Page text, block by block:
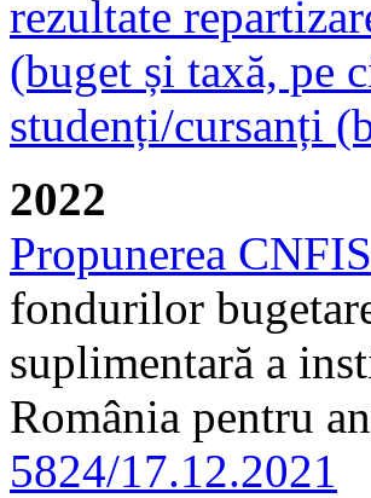
rezultate
(buget și taxă, pe
studenți/cursanți
2022
Propunerea CNFIS
fondurilor
suplimentară a
România pentru
5824/17.12.2021